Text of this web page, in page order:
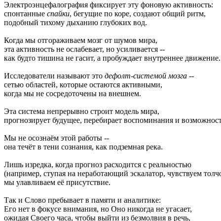
Электроэнцефалография фиксирует эту фоновую активность:
спонтанные спайки, бегущие по коре, создают общий ритм,
подобный тихому дыханию глубоких вод.
Когда мы отгораживаем мозг от шумов мира,
эта активность не ослабевает, но усиливается --
как будто тишина не гасит, а пробуждает внутреннее движение.
Исследователи называют это дефолт-системой мозга --
сетью областей, которые остаются активными,
когда мы не сосредоточены на внешнем.
Эта система непрерывно строит модель мира,
прогнозирует будущее, перебирает воспоминания и
Мы не осознаём этой работы --
она течёт в тени сознания, как подземная река.
Лишь изредка, когда прогноз расходится с реальностью
(например, ступая на неработающий эскалатор, чувствуем
мы улавливаем её присутствие.
Так и Слово пребывает в памяти и аналитике:
Его нет в фокусе внимания, но Оно никогда не угасает,
ожидая Своего часа, чтобы выйти из безмолвия в речь,